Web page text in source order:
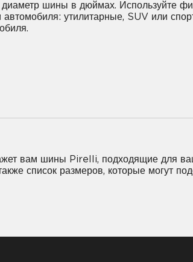
диаметр шины в дюймах. Используйте
утилитарные, SUV или
вам шины Pirelli, подходящие для
список размеров, которые могут